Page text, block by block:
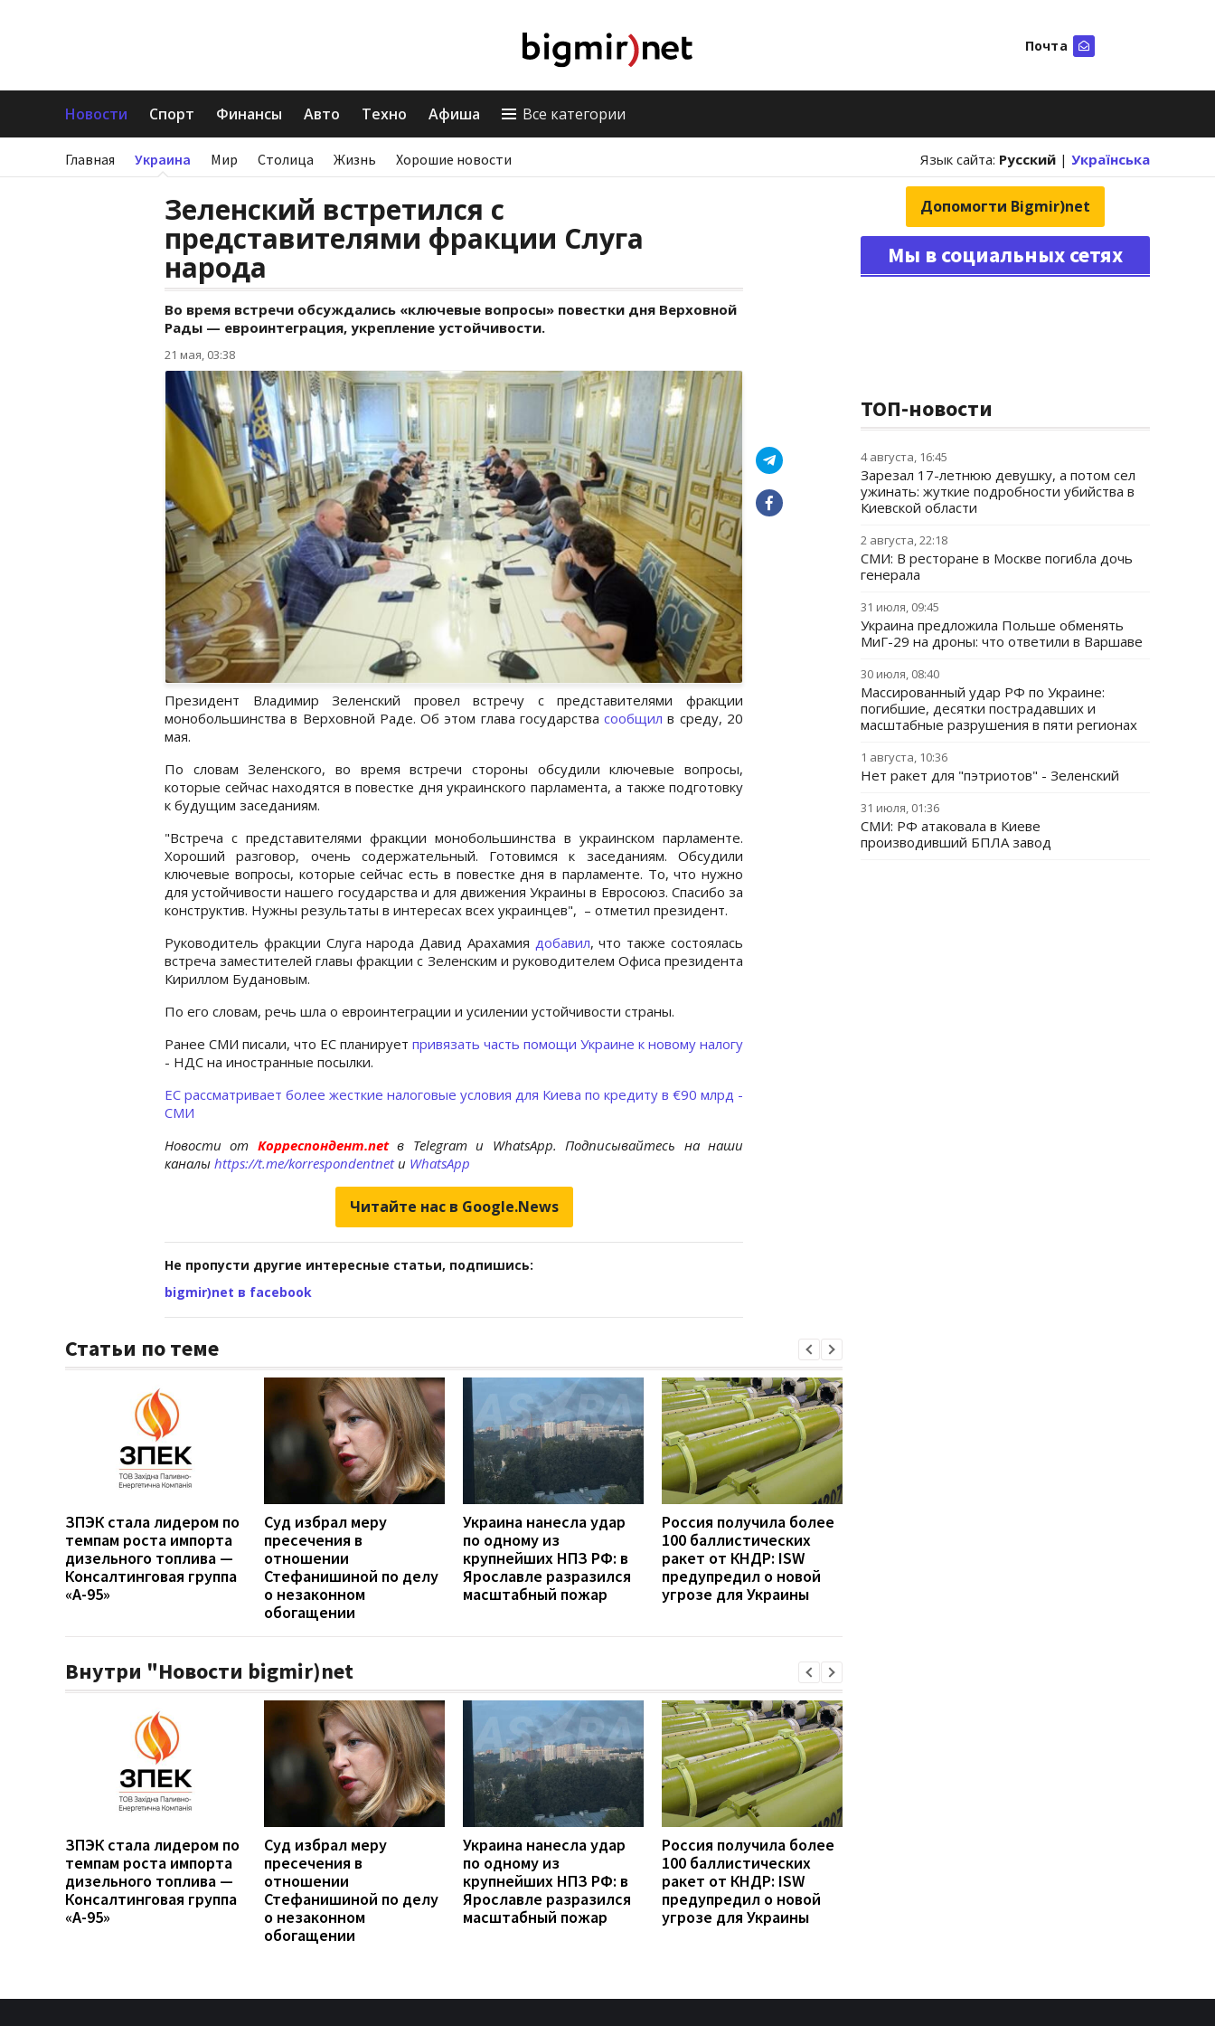
Почта
Новости Спорт Финансы Авто Техно Афиша Все категории
Главная Украина Мир Столица Жизнь Хорошие новости Язык сайта: Русский | Українська
Зеленский встретился с
представителями фракции Слуга
народа
Во время встречи обсуждались «ключевые вопросы» повестки дня Верховной
Рады — евроинтеграция, укрепление устойчивости.
21 мая, 03:38
Президент Владимир Зеленский провел встречу с представителями фракции
монобольшинства в Верховной Раде. Об этом глава государствасообщил в среду, 20
мая.
По словам Зеленского, во время встречи стороны обсудили ключевые вопросы,
которые сейчас находятся в повестке дня украинского парламента, а также подготовку
к будущим заседаниям.
"Встреча с представителями фракции монобольшинства в украинском парламенте.
Хороший разговор, очень содержательный. Готовимся к заседаниям. Обсудили
ключевые вопросы, которые сейчас есть в повестке дня в парламенте. То, что нужно
для устойчивости нашего государства и для движения Украины в Евросоюз. Спасибо за
конструктив. Нужны результаты в интересах всех украинцев", – отметил президент.
Руководитель фракции Слуга народа Давид Арахамия добавил, что также состоялась
встреча заместителей главы фракции с Зеленским и руководителем Офиса президента
Кириллом Будановым.
По его словам, речь шла о евроинтеграции и усилении устойчивости страны.
Ранее СМИ писали, что ЕС планирует привязать часть помощи Украине к новому налогу
- НДС на иностранные посылки.
ЕС рассматривает более жесткие налоговые условия для Киева по кредиту в €90 млрд -
СМИ
Новости от Корреспондент.netв Telegram и WhatsApp. Подписывайтесь на наши
каналы https://t.me/korrespondentnetи WhatsApp
Читайте нас в Google.News
Не пропусти другие интересные статьи, подпишись:
bigmir)net в facebook
Статьи по теме
ЗПЭК стала лидером по
темпам роста импорта
дизельного топлива —
Консалтинговая группа
«А-95»
Суд избрал меру
пресечения в
отношении
Стефанишиной по делу
о незаконном
обогащении
Украина нанесла удар
по одному из
крупнейших НПЗ РФ: в
Ярославле разразился
масштабный пожар
Россия получила более
100 баллистических
ракет от КНДР: ISW
предупредил о новой
угрозе для Украины
Внутри "Новости bigmir)net
ЗПЭК стала лидером по
темпам роста импорта
дизельного топлива —
Консалтинговая группа
«А-95»
Суд избрал меру
пресечения в
отношении
Стефанишиной по делу
о незаконном
обогащении
Украина нанесла удар
по одному из
крупнейших НПЗ РФ: в
Ярославле разразился
масштабный пожар
Россия получила более
100 баллистических
ракет от КНДР: ISW
предупредил о новой
угрозе для Украины
Допомогти Bigmir)net
Мы в социальных сетях
ТОП-новости
4 августа, 16:45
Зарезал 17-летнюю девушку, а потом сел
ужинать: жуткие подробности убийства в
Киевской области
2 августа, 22:18
СМИ: В ресторане в Москве погибла дочь
генерала
31 июля, 09:45
Украина предложила Польше обменять
МиГ-29 на дроны: что ответили в Варшаве
30 июля, 08:40
Массированный удар РФ по Украине:
погибшие, десятки пострадавших и
масштабные разрушения в пяти регионах
1 августа, 10:36
Нет ракет для "пэтриотов" - Зеленский
31 июля, 01:36
СМИ: РФ атаковала в Киеве
производивший БПЛА завод